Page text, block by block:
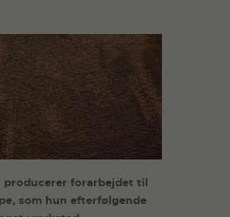
producerer forarbejdet til
som hun efterfølgende